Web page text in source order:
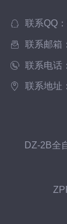
联系QQ
联系邮箱
联系电话
联系地址
DZ-2B全